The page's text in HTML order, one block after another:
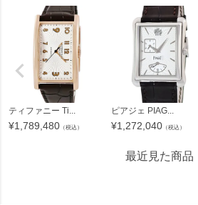
ティファニー Ti...
¥1,789,480 （税込）
ピアジェ PIAG...
¥1,272,040 （税込）
最近見た商品